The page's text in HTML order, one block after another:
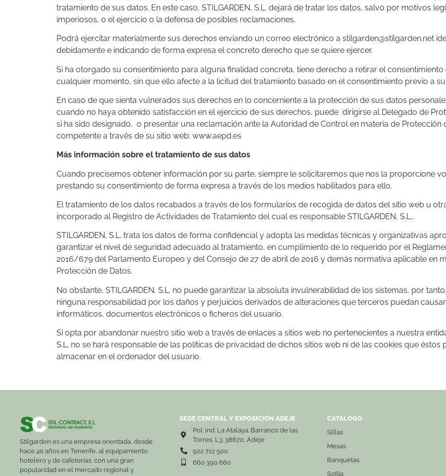
tratamiento de sus datos. En este caso, STILGARDEN, S.L. dejará de tratar los datos, salvo por motivos
imperiosos, o el ejercicio o la defensa de posibles reclamaciones.
Podrá ejercitar materialmente sus derechos enviando un correo electrónico a stilgarden@stilgarden.net
debidamente e indicando de forma expresa el concreto derecho que se quiere ejercer.
Si ha otorgado su consentimiento para alguna finalidad concreta, tiene derecho a retirar el
cualquier momento, sin que ello afecte a la licitud del tratamiento basado en el consentimiento previo a
En caso de que sienta vulnerados sus derechos en lo concerniente a la protección de sus datos
cuando no haya obtenido satisfacción en el ejercicio de sus derechos, puede dirigirse al Delegado de
si ha sido designado, o presentar una reclamación ante la Autoridad de Control en materia de Protección
competente a través de su sitio web: www.aepd.es
Más información sobre el tratamiento de sus datos
Cuando precisemos obtener información por su parte, siempre le solicitaremos que nos la proporcione
prestando su consentimiento de forma expresa a través de los medios habilitados para ello.
El tratamiento de los datos recabados a través de los formularios de recogida de datos del sitio web u
incorporado al Registro de Actividades de Tratamiento del cual es responsable STILGARDEN, S.L..
STILGARDEN, S.L. trata los datos de forma confidencial y adopta las medidas técnicas y organizativas
garantizar el nivel de seguridad adecuado al tratamiento, en cumplimiento de lo requerido por el
2016/679 del Parlamento Europeo y del Consejo de 27 de abril de 2016 y demás normativa aplicable en
Protección de Datos.
No obstante, STILGARDEN, S.L. no puede garantizar la absoluta invulnerabilidad de los sistemas, por
ninguna responsabilidad por los daños y perjuicios derivados de alteraciones que terceros puedan
informáticos, documentos electrónicos o ficheros del usuario.
Si opta por abandonar nuestro sitio web a través de enlaces a sitios web no pertenecientes a nuestra
S.L. no se hará responsable de las políticas de privacidad de dichos sitios web ni de las cookies que éstos
almacenar en el ordenador del usuario.
Stilgarden es una empresa orientada, desde
hace 40 años en Tenerife, al equipamiento
hotelero y de cafeterías, con una gran
popularidad en el mercado regional y
SEDE CENTRAL Y EXPOSICIÓN ADEJE
Pol. Ind. La Atalaya. Barranco de las
Torres, L3. 38670, Adeje
922 712 500
660 390 660
CATÁLOGO
Sillas
Mesas
Banquetas
Sofás